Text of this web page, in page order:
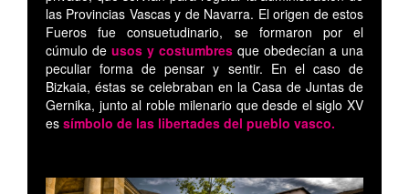
las Provincias Vascas y de Navarra. El origen de estos
Fueros fue consuetudinario, se formaron por el
cúmulo de usos y costumbres que obedecían a una
peculiar forma de pensar y sentir. En el caso de
Bizkaia, éstas se celebraban en la Casa de Juntas de
Gernika, junto al roble milenario que desde el siglo XV
es símbolo de las libertades del pueblo vasco.